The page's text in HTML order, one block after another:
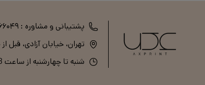
پشتیبانی و مشاوره :
تهران، خیابان آزادی، قبل
شنبه تا چهارشنبه از ساعت 8 - 17 (پنج‌شنبه و جمعه تعطیل است)